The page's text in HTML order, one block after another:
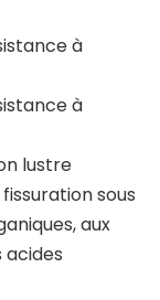
à
à
lustre
sous
aux